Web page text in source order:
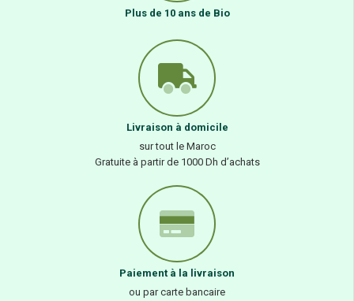
Plus de 10 ans de Bio
Livraison à domicile
sur tout le Maroc
Gratuite à partir de 1000 Dh d’achats
Paiement à la livraison
ou par carte bancaire